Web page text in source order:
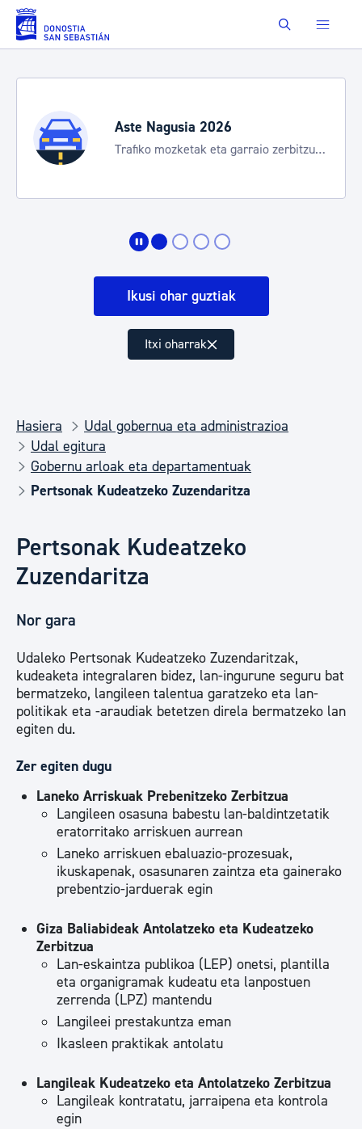
Eduki nagusira joan Buscar
Aste Nagusia 2026
Trafiko mozketak eta garraio zerbitzu
Ikusi ohar guztiak
Itxi oharrak
Hasiera
Udal gobernua eta administrazioa
Udal egitura
Gobernu arloak eta departamentuak
Pertsonak Kudeatzeko Zuzendaritza
Pertsonak Kudeatzeko
Zuzendaritza
Nor gara
Udaleko Pertsonak Kudeatzeko Zuzendaritzak,
kudeaketa integralaren bidez, lan-ingurune seguru bat
bermatzeko, langileen talentua garatzeko eta lan-
politikak eta -araudiak betetzen direla bermatzeko lan
egiten du.
Zer egiten dugu
Laneko Arriskuak Prebenitzeko Zerbitzua
Langileen osasuna babestu lan-baldintzetatik
eratorritako arriskuen aurrean
Laneko arriskuen ebaluazio-prozesuak,
ikuskapenak, osasunaren zaintza eta gainerako
prebentzio-jarduerak egin
Giza Baliabideak Antolatzeko eta Kudeatzeko
Zerbitzua
Lan-eskaintza publikoa (LEP) onetsi, plantilla
eta organigramak kudeatu eta lanpostuen
zerrenda (LPZ) mantendu
Langileei prestakuntza eman
Ikasleen praktikak antolatu
Langileak Kudeatzeko eta Antolatzeko Zerbitzua
Langileak kontratatu, jarraipena eta kontrola
egin